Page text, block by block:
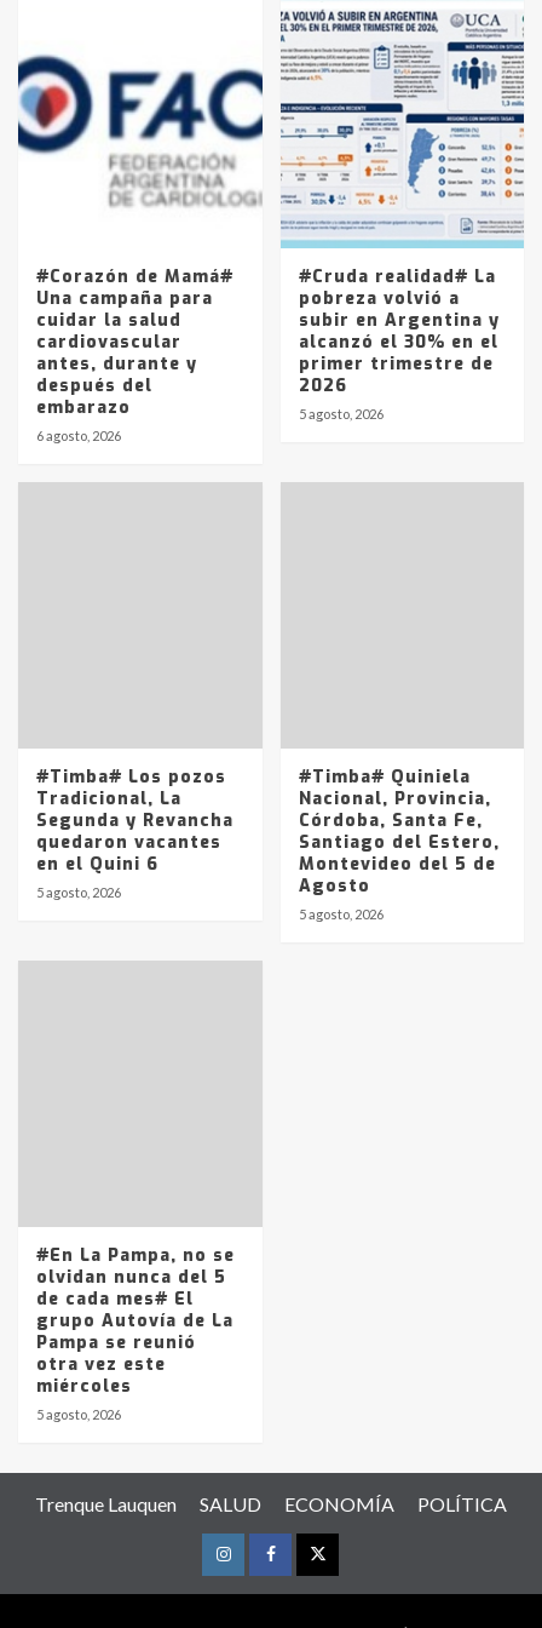
4
Accidente en Ruta 5: falleció un
joven de Trenque Lauquen
Los precios de los combustibles en
La Pampa, desde YPF hasta Axion
entre 857 a 1338 pesos
#Corazón de Mamá#
Una campaña para
cuidar la salud
cardiovascular
antes, durante y
después del
embarazo
6 agosto, 2026
#Cruda realidad# La
pobreza volvió a
subir en Argentina y
alcanzó el 30% en el
primer trimestre de
2026
5 agosto, 2026
#Timba# Los pozos
Tradicional, La
Segunda y Revancha
quedaron vacantes
en el Quini 6
5 agosto, 2026
#Timba# Quiniela
Nacional, Provincia,
Córdoba, Santa Fe,
Santiago del Estero,
Montevideo del 5 de
Agosto
5 agosto, 2026
#En La Pampa, no se
olvidan nunca del 5
de cada mes# El
grupo Autovía de La
Pampa se reunió
otra vez este
miércoles
5 agosto, 2026
Trenque Lauquen SALUD ECONOMÍA POLÍTICA
InstagramFacebookTwitter